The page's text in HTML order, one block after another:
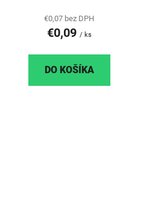
€0,07 bez DPH
€0,09 / ks
DO KOŠÍKA